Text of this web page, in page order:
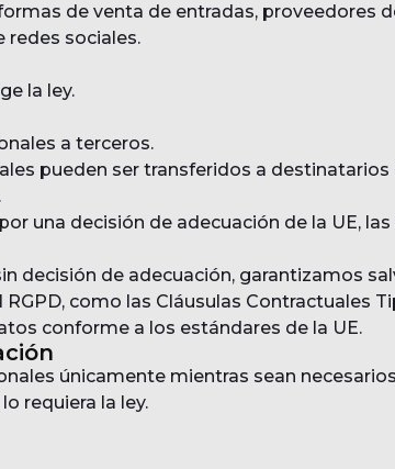
de venta de entradas, proveedores
redes sociales.
la ley.
a terceros.
pueden ser transferidos a destinatarios
una decisión de adecuación de la UE,
decisión de adecuación, garantizamos
como las Cláusulas Contractuales
conforme a los estándares de la UE.
únicamente mientras sean
requiera la ley.